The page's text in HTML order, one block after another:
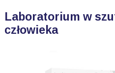
Laboratorium w
człowieka